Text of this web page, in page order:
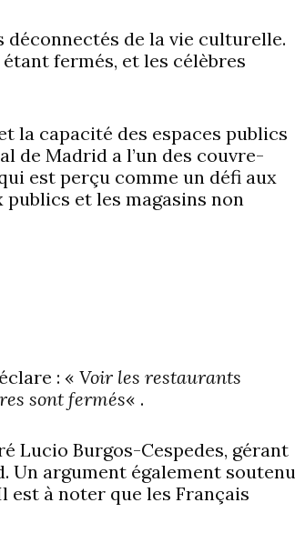
déconnectés de la vie culturelle.
fermés, et les célèbres
la capacité des espaces publics
de Madrid a l’un des couvre-
est perçu comme un défi aux
et les magasins non
: « Voir les restaurants
sont fermés« .
Lucio Burgos-Cespedes, gérant
Un argument également soutenu
est à noter que les Français